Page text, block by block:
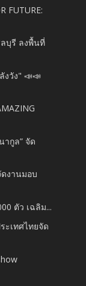
FUTURE:
บุรี ลงพื้นที่
งวัง" 📣📣
ากูล” จัด
งานมอบ
ตัว เฉลิม...
ะเทศไทยจัด